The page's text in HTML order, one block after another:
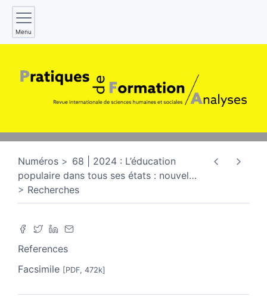
Menu
Numéros
68 | 2024 : L’éducation
populaire dans tous ses états : nouvel…
Recherches
References
Facsimile [PDF, 472k]